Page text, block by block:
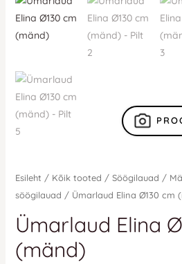
Esileht / Kõik tooted / Söögilauad /
söögilauad / Ümarlaud Elina Ø130 cm
Ümarlaud Elina
(mänd)
Ø130
cm
(mänd)